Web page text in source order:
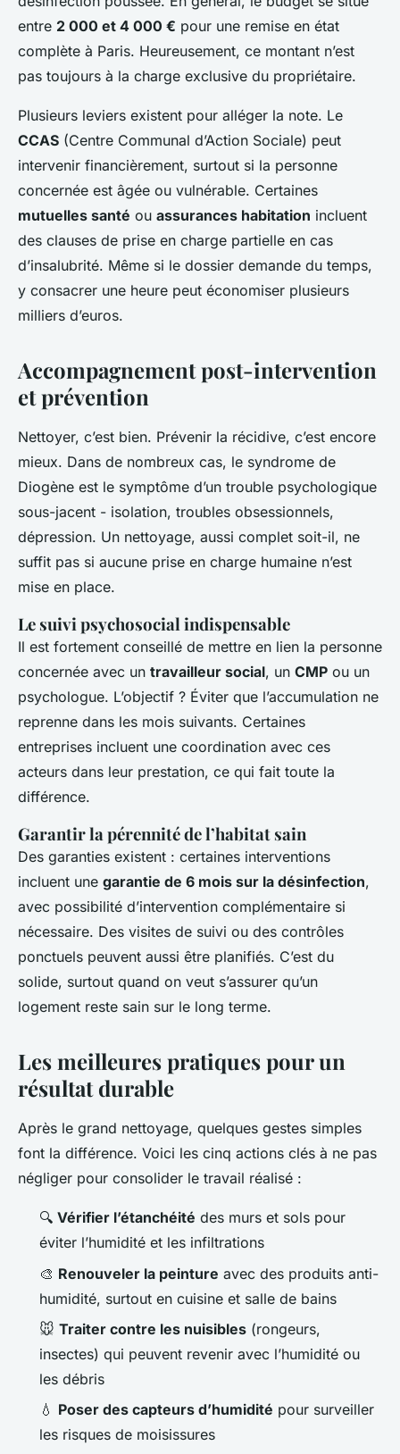
entre 2 000 et 4 000 € pour une remise en état
complète à Paris. Heureusement, ce montant n’est
pas toujours à la charge exclusive du propriétaire.
Plusieurs leviers existent pour alléger la note. Le
CCAS (Centre Communal d’Action Sociale) peut
intervenir financièrement, surtout si la personne
concernée est âgée ou vulnérable. Certaines
mutuelles santé ou assurances habitation incluent
des clauses de prise en charge partielle en cas
d’insalubrité. Même si le dossier demande du temps,
y consacrer une heure peut économiser plusieurs
milliers d’euros.
Accompagnement post-intervention
et prévention
Nettoyer, c’est bien. Prévenir la récidive, c’est encore
mieux. Dans de nombreux cas, le syndrome de
Diogène est le symptôme d’un trouble psychologique
sous-jacent - isolation, troubles obsessionnels,
dépression. Un nettoyage, aussi complet soit-il, ne
suffit pas si aucune prise en charge humaine n’est
mise en place.
Le suivi psychosocial indispensable
Il est fortement conseillé de mettre en lien la personne
concernée avec un travailleur social, un CMP ou un
psychologue. L’objectif ? Éviter que l’accumulation ne
reprenne dans les mois suivants. Certaines
entreprises incluent une coordination avec ces
acteurs dans leur prestation, ce qui fait toute la
différence.
Garantir la pérennité de l’habitat sain
Des garanties existent : certaines interventions
incluent une garantie de 6 mois sur la désinfection,
avec possibilité d’intervention complémentaire si
nécessaire. Des visites de suivi ou des contrôles
ponctuels peuvent aussi être planifiés. C’est du
solide, surtout quand on veut s’assurer qu’un
logement reste sain sur le long terme.
Les meilleures pratiques pour un
résultat durable
Après le grand nettoyage, quelques gestes simples
font la différence. Voici les cinq actions clés à ne pas
négliger pour consolider le travail réalisé :
🔍 Vérifier l’étanchéité des murs et sols pour
éviter l’humidité et les infiltrations
🎨 Renouveler la peinture avec des produits anti-
humidité, surtout en cuisine et salle de bains
🐭 Traiter contre les nuisibles (rongeurs,
insectes) qui peuvent revenir avec l’humidité ou
les débris
💧 Poser des capteurs d’humidité pour surveiller
les risques de moisissures